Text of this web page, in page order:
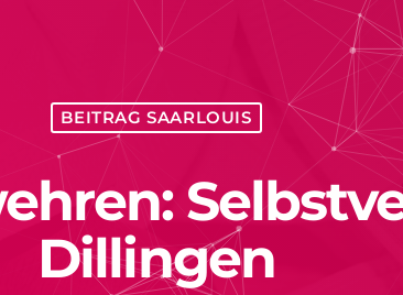
BEITRAG SAARLOUIS
Dillingen